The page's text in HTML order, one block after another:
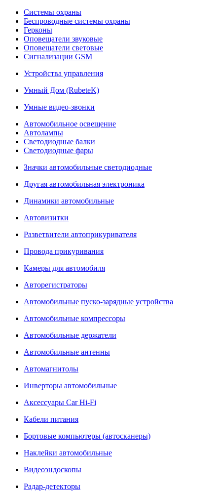
Системы охраны
Беспроводные системы охраны
Герконы
Оповещатели звуковые
Оповещатели световые
Сигнализации GSM
Устройства управления
Умный Дом (RubeteK)
Умные видео-звонки
Автомобильное освещение
Автолампы
Светодиодные балки
Светодиодные фары
Значки автомобильные светодиодные
Другая автомобильная электроника
Динамики автомобильные
Автовизитки
Разветвители автоприкуривателя
Провода прикуривания
Камеры для автомобиля
Авторегистраторы
Автомобильные пуско-зарядные устройства
Автомобильные компрессоры
Автомобильные держатели
Автомобильные антенны
Автомагнитолы
Инверторы автомобильные
Аксессуары Car Hi-Fi
Кабели питания
Бортовые компьютеры (автосканеры)
Наклейки автомобильные
Видеоэндоскопы
Радар-детекторы